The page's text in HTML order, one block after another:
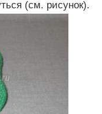
(см. рисунок).